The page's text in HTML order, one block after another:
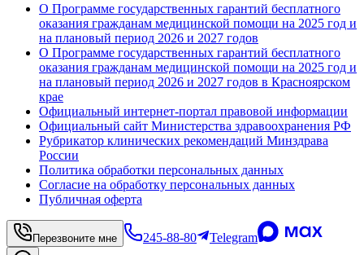
О Программе государственных гарантий бесплатного
оказания гражданам медицинской помощи на 2025 год и
на плановый период 2026 и 2027 годов
О Программе государственных гарантий бесплатного
оказания гражданам медицинской помощи на 2025 год и
на плановый период 2026 и 2027 годов в Красноярском
крае
Официальный интернет-портал правовой информации
Официальный сайт Министерства здравоохранения РФ
Рубрикатор клинических рекомендаций Минздрава
России
Политика обработки персональных данных
Согласие на обработку персональных данных
Публичная оферта
Перезвоните мне 245-88-80 Telegram